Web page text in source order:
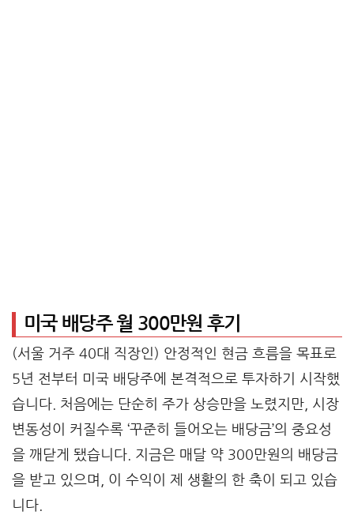
미국 배당주 월 300만원 후기
(서울 거주 40대 직장인) 안정적인 현금 흐름을 목표로
5년 전부터 미국 배당주에 본격적으로 투자하기 시작했
습니다. 처음에는 단순히 주가 상승만을 노렸지만, 시장
변동성이 커질수록 ‘꾸준히 들어오는 배당금’의 중요성
을 깨닫게 됐습니다. 지금은 매달 약 300만원의 배당금
을 받고 있으며, 이 수익이 제 생활의 한 축이 되고 있습
니다.